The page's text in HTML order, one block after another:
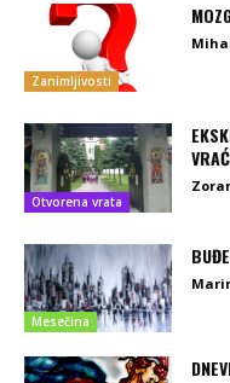
Zanimljivosti
Otvorena vrata
Mesečina